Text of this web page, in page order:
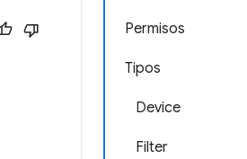
Permisos
Tipos
Device
Filter